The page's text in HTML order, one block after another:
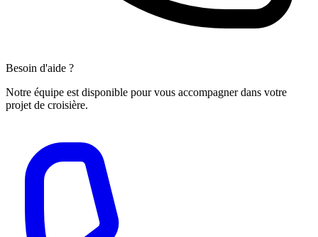
Besoin d'aide ?
Notre équipe est disponible pour vous accompagner dans votre
projet de croisière.